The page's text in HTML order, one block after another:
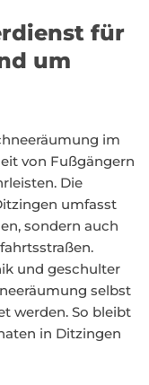
für
um
im
von Fußgängern
Die
umfasst
sondern auch
und geschulter
selbst
werden. So bleibt
in Ditzingen